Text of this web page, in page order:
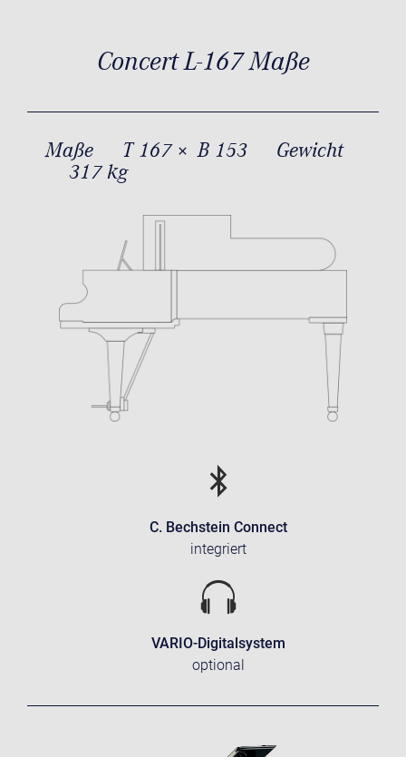
Concert L-167 Maße
Maße T 167 × B 153
Gewicht
317 kg
C. Bechstein Connect
integriert
VARIO-Digitalsystem
optional